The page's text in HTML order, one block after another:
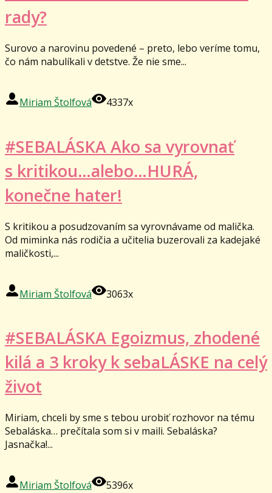
rady?
Surovo a narovinu povedené – preto, lebo veríme tomu,
čo nám nabulíkali v detstve. Že nie sme...
Miriam Štolfová 4337x
#SEBALÁSKA Ako sa vyrovnať
s kritikou…alebo…HURÁ,
konečne hater!
S kritikou a posudzovaním sa vyrovnávame od malička.
Od miminka nás rodičia a učitelia buzerovali za kadejaké
maličkosti,...
Miriam Štolfová 3063x
#SEBALÁSKA Egoizmus, zhodené
kilá a 3 kroky k sebaLÁSKE na celý
život
Miriam, chceli by sme s tebou urobiť rozhovor na tému
Sebaláska… prečítala som si v maili. Sebaláska?
Jasnačka!...
Miriam Štolfová 5396x